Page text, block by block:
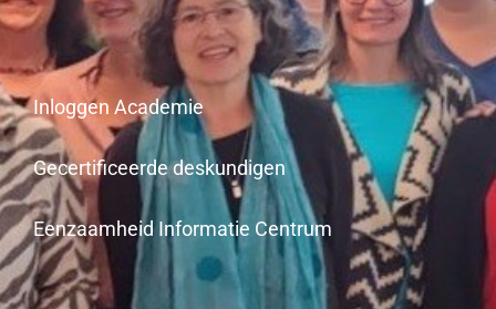
Inloggen Academie
Gecertificeerde deskundigen
Eenzaamheid Informatie Centrum